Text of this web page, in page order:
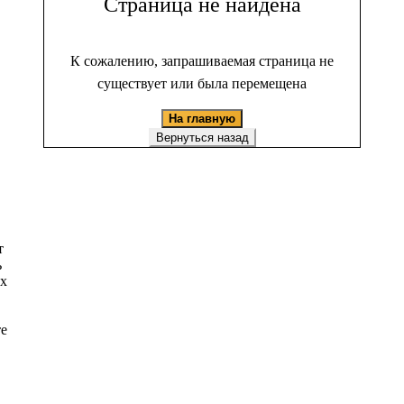
К сожалению, запрашиваемая страница не
существует или была перемещена
На главную
Вернуться назад